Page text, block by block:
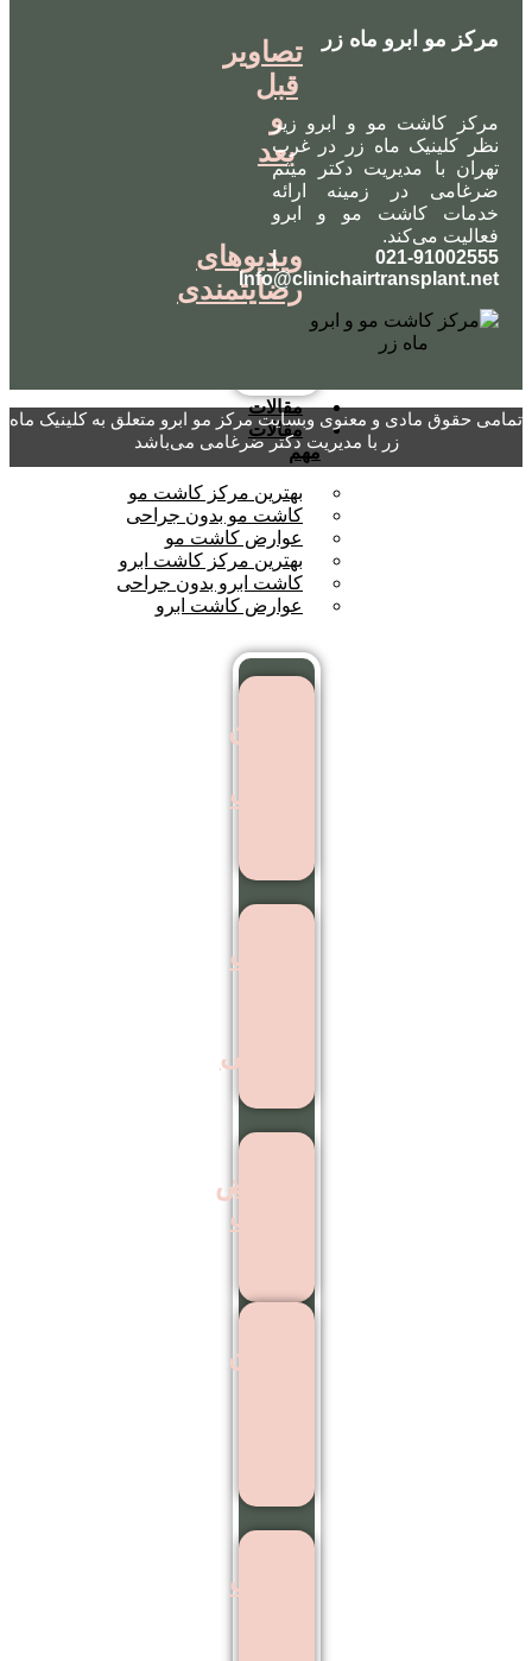
تصاویر
قبل
و
بعد
ویدیوهای
رضایتمندی
مقالات
مقالات
مهم
بهترین مرکز کاشت مو
کاشت مو بدون جراحی
عوارض کاشت مو
بهترین مرکز کاشت ابرو
کاشت ابرو بدون جراحی
عوارض کاشت ابرو
بهترین
کاشت
کاشت
جراحی
عوارض
کاشت
بهترین
کاشت
مرکز مو ابرو ماه زر
مرکز کاشت مو و ابرو زیر
نظر کلینیک ماه زر در غرب
تهران با مدیریت دکتر میثم
ضرغامی در زمینه ارائه
خدمات کاشت مو و ابرو
فعالیت می‌کند.
021-91002555 |
Info@clinichairtransplant.net
تمامی حقوق مادی و معنوی وبسایت مرکز مو ابرو متعلق به کلینیک ماه
زر با مدیریت دکتر ضرغامی می‌باشد